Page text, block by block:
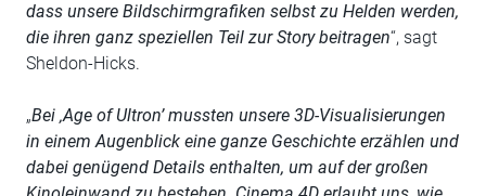
dass unsere Bildschirmgrafiken selbst zu Helden werden,
die ihren ganz speziellen Teil zur Story beitragen“, sagt
Sheldon-Hicks.
„Bei ‚Age of Ultron’ mussten unsere 3D-Visualisierungen
in einem Augenblick eine ganze Geschichte erzählen und
dabei genügend Details enthalten, um auf der großen